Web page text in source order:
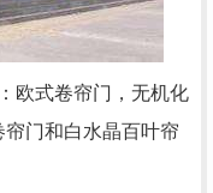
欧式卷帘门，无机化
门和白水晶百叶帘